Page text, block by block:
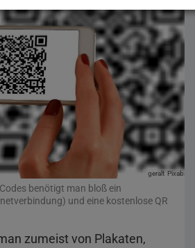
geralt Pixabay
benötigt man bloß ein
und eine kostenlose QR
zumeist von Plakaten,